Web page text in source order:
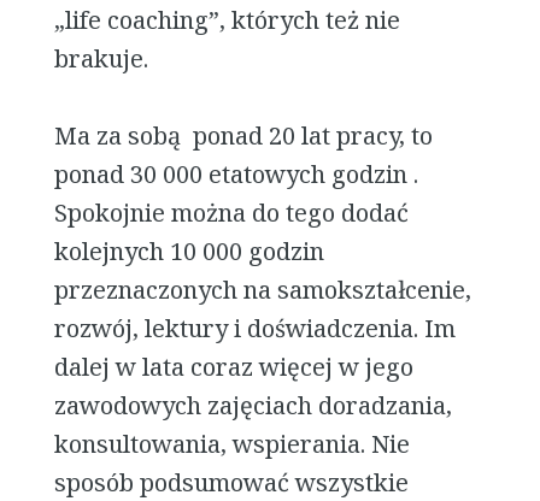
„life coaching”, których też nie
brakuje.
Ma za sobą ponad 20 lat pracy, to
ponad 30 000 etatowych godzin .
Spokojnie można do tego dodać
kolejnych 10 000 godzin
przeznaczonych na samokształcenie,
rozwój, lektury i doświadczenia. Im
dalej w lata coraz więcej w jego
zawodowych zajęciach doradzania,
konsultowania, wspierania. Nie
sposób podsumować wszystkie